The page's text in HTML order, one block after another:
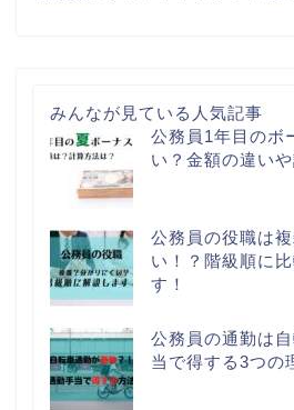
みんなが見ている人気記事
公務員1年目のボ
い？金額の違い
公務員の役職は
い！？階級順に
す！
公務員の通勤は
当で得する3つの